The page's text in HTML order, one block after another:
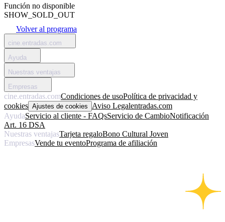
Función no disponible
SHOW_SOLD_OUT
Volver al programa
cine.entradas.com
Ayuda
Nuestras ventajas
Empresas
cine.entradas.comCondiciones de usoPolítica de privacidad y
cookies Ajustes de cookies Aviso Legalentradas.com
AyudaServicio al cliente - FAQsServicio de CambioNotificación
Art. 16 DSA
Nuestras ventajasTarjeta regaloBono Cultural Joven
EmpresasVende tu eventoPrograma de afiliación